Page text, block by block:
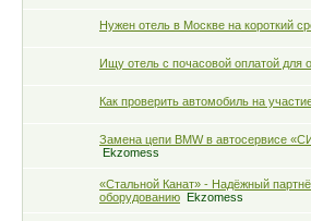
Нужен отель в Москве на короткий
Ищу отель с почасовой оплатой для
Как проверить автомобиль на
Замена цепи BMW в автосервисе
Ekzomess
«Стальной Канат» - Надёжный
оборудованию
Ekzomess